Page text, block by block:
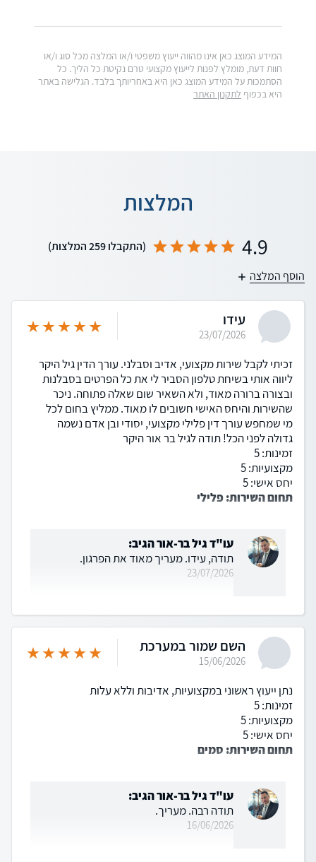
המידע המוצג כאן אינו מהווה ייעוץ משפטי ו/או המלצה מכל סוג ו/או
חוות דעת, מומלץ לפנות לייעוץ מקצועי טרם נקיטת כל הליך. כל
הסתמכות על המידע המוצג כאן היא באחריותך בלבד. הגלישה באתר
היא בכפוף לתקנון האתר
המלצות
הוסף המלצה
4.9 (התקבלו 259 המלצות)
עידו
23/07/2026
זכיתי לקבל שירות מקצועי, אדיב וסבלני. עורך הדין גיל היקר
ליווה אותי בשיחת טלפון הסביר לי את כל הפרטים בסבלנות
ובצורה ברורה מאוד, ולא השאיר שום שאלה פתוחה. ניכר
שהשירות והיחס האישי חשובים לו מאוד. ממליץ בחום לכל
מי שמחפש עורך דין פלילי מקצועי, יסודי ובן אדם נשמה
גדולה לפני הכל! תודה לגיל בר אור היקר
זמינות: 5
מקצועיות: 5
יחס אישי: 5
תחום השירות: פלילי
עו"ד גיל בר-אור הגיב:
תודה, עידו. מעריך מאוד את הפרגון.
23/07/2026
השם שמור במערכת
15/06/2026
נתן ייעוץ ראשוני במקצועיות, אדיבות וללא עלות
זמינות: 5
מקצועיות: 5
יחס אישי: 5
תחום השירות: סמים
עו"ד גיל בר-אור הגיב:
תודה רבה. מעריך.
16/06/2026